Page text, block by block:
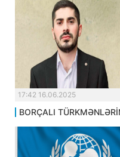
17:42 16.06.2025
BORÇALI